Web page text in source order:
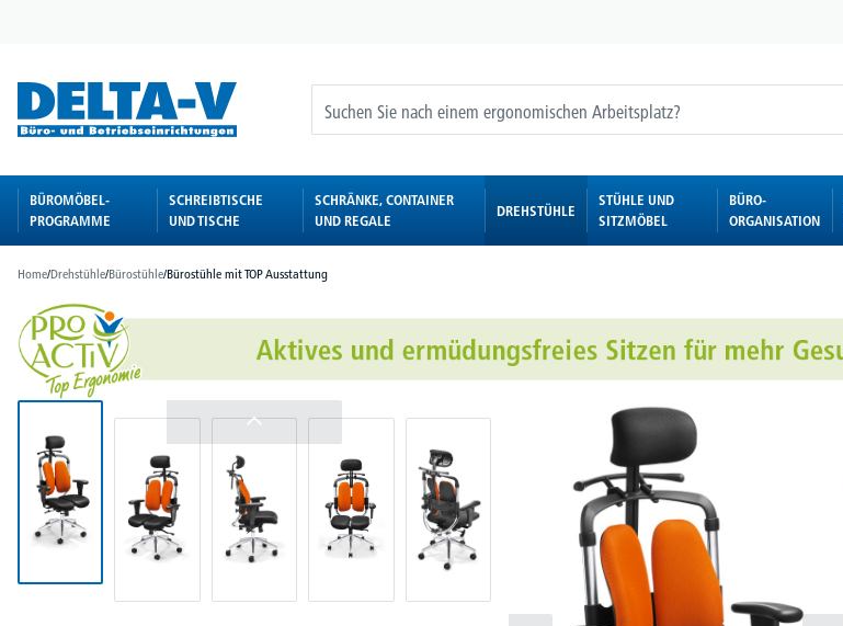
BÜROMÖBEL-
PROGRAMME
SCHREIBTISCHE
UND TISCHE
SCHRÄNKE, CONTAINER
UND REGALE
DREHSTÜHLE
STÜHLE UND
SITZMÖBEL
BÜRO-
ORGANISATION
Home/Drehstühle/Bürostühle/Bürostühle mit TOP Ausstattung